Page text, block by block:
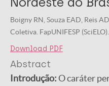
Boigny RN, Souza EAD, Reis
Coletiva. FapUNIFESP
Download PDF
Abstract
Introdução:O caráter